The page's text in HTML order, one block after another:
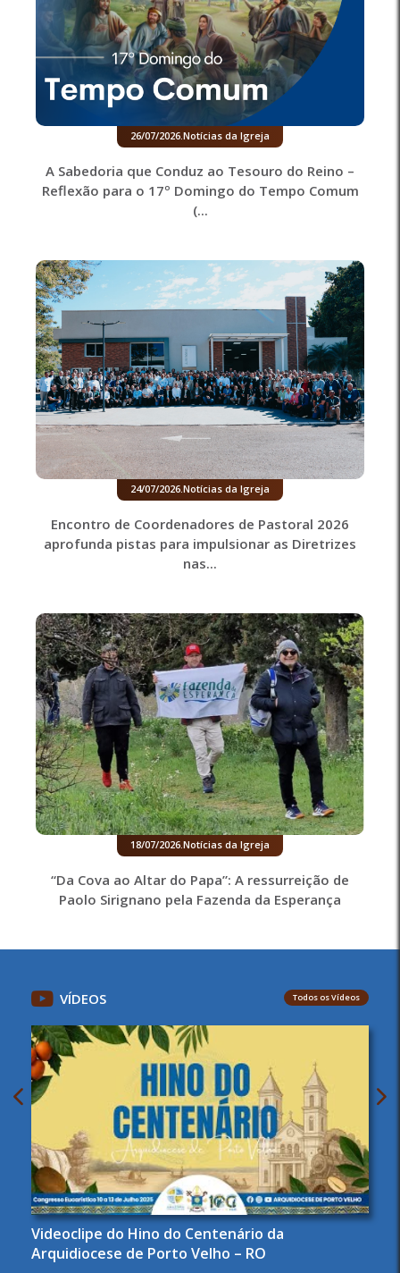
26/07/2026.Notícias da Igreja
A Sabedoria que Conduz ao Tesouro do Reino –
Reflexão para o 17º Domingo do Tempo Comum
(...
24/07/2026.Notícias da Igreja
Encontro de Coordenadores de Pastoral 2026
aprofunda pistas para impulsionar as Diretrizes
nas...
18/07/2026 Notícias da Igreja
“Da Cova ao Altar do Papa”: A ressurreição de
Paolo Sirignano pela Fazenda da Esperança
VÍDEOS Todos os Vídeos
Videoclipe do Hino do Centenário da
Arquidiocese de Porto Velho – RO